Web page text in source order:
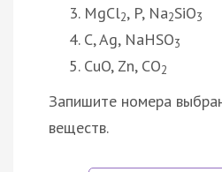
MgCl2, P, Na2SiO3
C, Ag, NaHSO3
CuO, Zn, CO2
Запишите номера
веществ.